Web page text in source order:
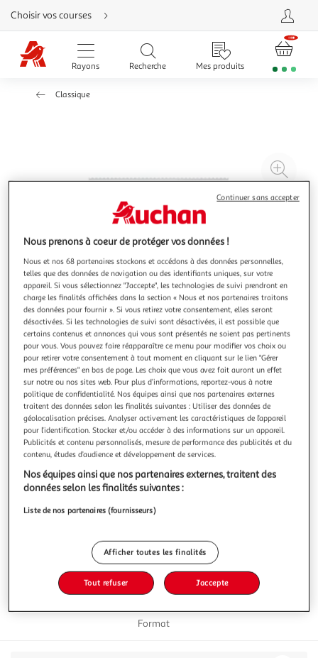
Aller
directement
au
contenu
Aller
directement
Aller
Choisir vos courses
Rayons Recherche Mes produits
Classique
à
4.9 (8)
TASSIMO
Dosettes de café au lait
Une touche de bonheur. Avec les TDISCs Tassimo café au
lait retrouvez toute la qualité café Tassimo dans votre
compatibles avec les machines TASSIMO. Un grand café au
lait équilibré et onctueux
242g 21 dosettes
Vous voulez connaître le prix de ce produit ?
Format
Nous prenons à coeur de protéger vos données !
Nous et nos 68 partenaires stockons et accédons à des données personnelles,
telles que des données de navigation ou des identifiants uniques, sur votre
appareil. Si vous sélectionnez "J'accepte", les technologies de suivi prendront en
charge les finalités affichées dans la section « Nous et nos partenaires traitons
des données pour fournir ». Si vous retirez votre consentement, elles seront
désactivées. Si les technologies de suivi sont désactivées, il est possible que
certains contenus et annonces qui vous sont présentés ne soient pas pertinents
pour vous. Vous pouvez faire réapparaître ce menu pour modifier vos choix ou
pour retirer votre consentement à tout moment en cliquant sur le lien "Gérer
mes préférences" en bas de page. Les choix que vous avez fait auront un effet
sur notre ou nos sites web. Pour plus d’informations, reportez-vous à notre
politique de confidentialité. Nos équipes ainsi que nos partenaires externes
traitent des données selon les finalités suivantes : Utiliser des données de
géolocalisation précises. Analyser activement les caractéristiques de l’appareil
pour l’identification. Stocker et/ou accéder à des informations sur un appareil.
Publicités et contenu personnalisés, mesure de performance des publicités et du
contenu, études d’audience et développement de services.
Nos équipes ainsi que nos partenaires externes, traitent des
données selon les finalités suivantes :
Liste de nos partenaires (fournisseurs)
Afficher toutes les finalités
Tout refuser J'accepte
Continuer sans accepter